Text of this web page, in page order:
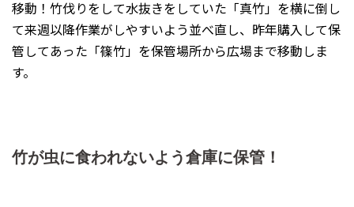
移動！竹伐りをして水抜きをしていた「真竹」を横に倒し
て来週以降作業がしやすいよう並べ直し、昨年購入して保
管してあった「篠竹」を保管場所から広場まで移動しま
す。
竹が虫に食われないよう倉庫に保管！